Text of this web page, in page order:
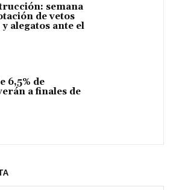
semana
de vetos
alegatos ante el
6,5% de
a finales de